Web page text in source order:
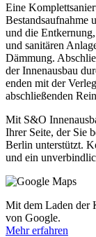
Eine
Bestandsaufnahme
und die
und sanitären
Dämmung.
der Innenausbau
enden mit der
abschließenden
Mit S&O
Ihrer Seite, der Sie
Berlin unterstützt.
und ein
Mit dem Laden der
von Google.
Mehr erfahren